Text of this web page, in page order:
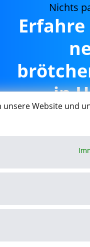
Website und
Nichts
in
Mit dem Klick auf